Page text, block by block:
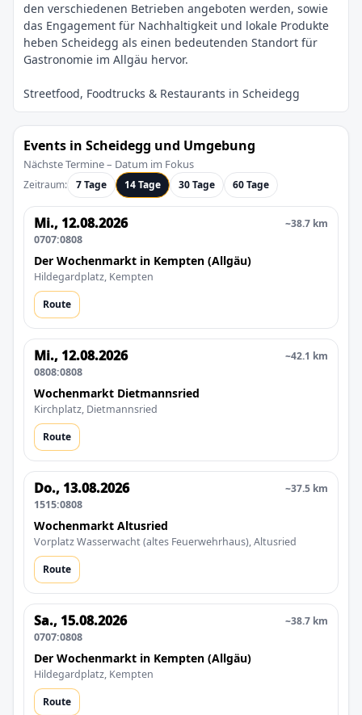
den verschiedenen Betrieben angeboten werden, sowie
das Engagement für Nachhaltigkeit und lokale Produkte
heben Scheidegg als einen bedeutenden Standort für
Events in Scheidegg und Umgebung
Nächste Termine – Datum im Fokus
Zeitraum: 7 Tage 14 Tage 30 Tage 60 Tage
Mi., 12.08.2026
0707:0808
~38.7 km
Der Wochenmarkt in Kempten (Allgäu)
Hildegardplatz, Kempten
Route
Mi., 12.08.2026
0808:0808
~42.1 km
Wochenmarkt Dietmannsried
Kirchplatz, Dietmannsried
Route
Do., 13.08.2026
1515:0808
~37.5 km
Wochenmarkt Altusried
Vorplatz Wasserwacht (altes Feuerwehrhaus), Altusried
Route
Sa., 15.08.2026
0707:0808
~38.7 km
Der Wochenmarkt in Kempten (Allgäu)
Hildegardplatz, Kempten
Route